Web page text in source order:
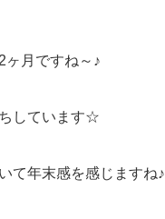
ヶ月ですね～♪
しています☆
て年末感を感じますね♪